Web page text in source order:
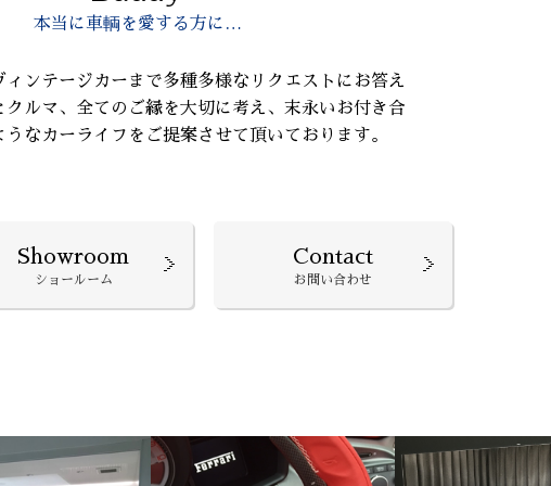
本当に車輌を愛する方に…
ィンテージカーまで多種多様なリクエストにお答え
クルマ、全てのご縁を大切に考え、末永いお付き合
なカーライフをご提案させて頂いております。
Showroom
ショールーム
Contact
お問い合わせ